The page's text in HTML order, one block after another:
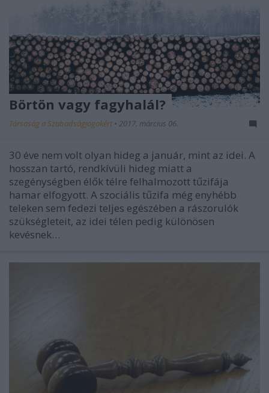
Börtön vagy fagyhalál?
Társaság a Szabadságjogokért • 2017. március 06.
30 éve nem volt olyan hideg a január, mint az idei. A
hosszan tartó, rendkívüli hideg miatt a
szegénységben élők télre felhalmozott tűzifája
hamar elfogyott. A szociális tűzifa még enyhébb
teleken sem fedezi teljes egészében a rászorulók
szükségleteit, az idei télen pedig különösen
kevésnek…